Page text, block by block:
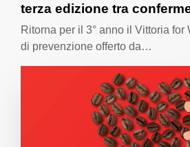
terza edizione tra
Ritorna per il 3° anno il Vittoria for
di prevenzione offerto da…